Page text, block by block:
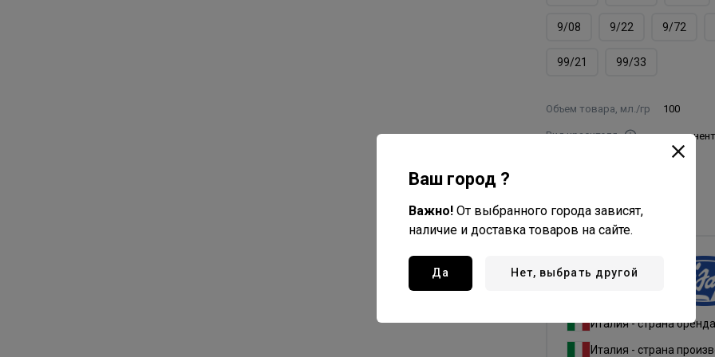
9/08 9/22 9/72
99/21 99/33
Объем товара, мл./гр 100
Вид красителя
Lisap Milano
Италия - страна бренда
Италия - страна
Ваш город ?
Важно! От выбранного города зависят,
наличие и доставка товаров на сайте.
Да Нет, выбрать другой